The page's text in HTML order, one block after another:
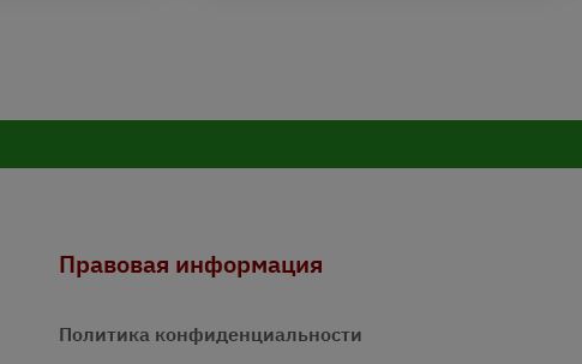
Правовая информация
Политика конфиденциальности